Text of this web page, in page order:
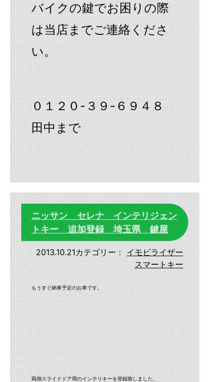
バイクの鍵でお困りの際
は当店までご連絡くださ
い。
０１２０-３９-６９４８
田中まで
ニッサン セレナ インテリジェン
トキー 追加登録 埼玉県 鍵屋
2013.10.21カテゴリー：
イモビライザー
スマートキー
もうすぐ納車予定のお車です。
両側スライドドア用のインテリキーを登録致しました。